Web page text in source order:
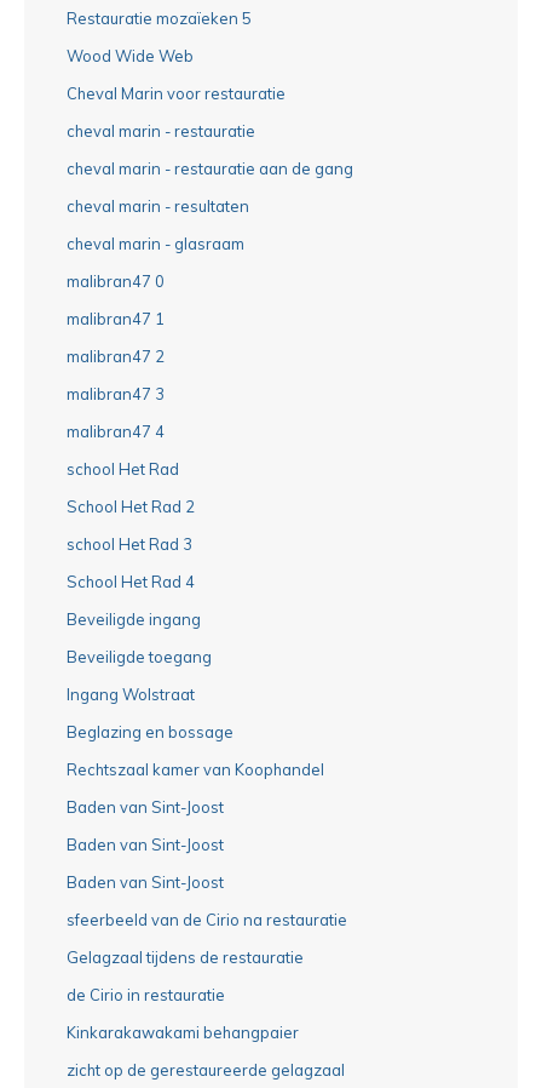
Restauratie mozaïeken 5
Wood Wide Web
Cheval Marin voor restauratie
cheval marin - restauratie
cheval marin - restauratie aan de gang
cheval marin - resultaten
cheval marin - glasraam
malibran47 0
malibran47 1
malibran47 2
malibran47 3
malibran47 4
school Het Rad
School Het Rad 2
school Het Rad 3
School Het Rad 4
Beveiligde ingang
Beveiligde toegang
Ingang Wolstraat
Beglazing en bossage
Rechtszaal kamer van Koophandel
Baden van Sint-Joost
Baden van Sint-Joost
Baden van Sint-Joost
sfeerbeeld van de Cirio na restauratie
Gelagzaal tijdens de restauratie
de Cirio in restauratie
Kinkarakawakami behangpaier
zicht op de gerestaureerde gelagzaal